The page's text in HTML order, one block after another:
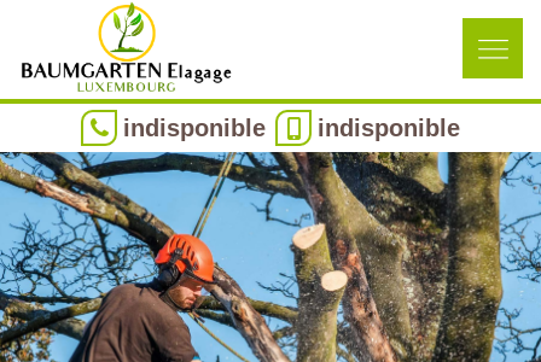
indisponible indisponible